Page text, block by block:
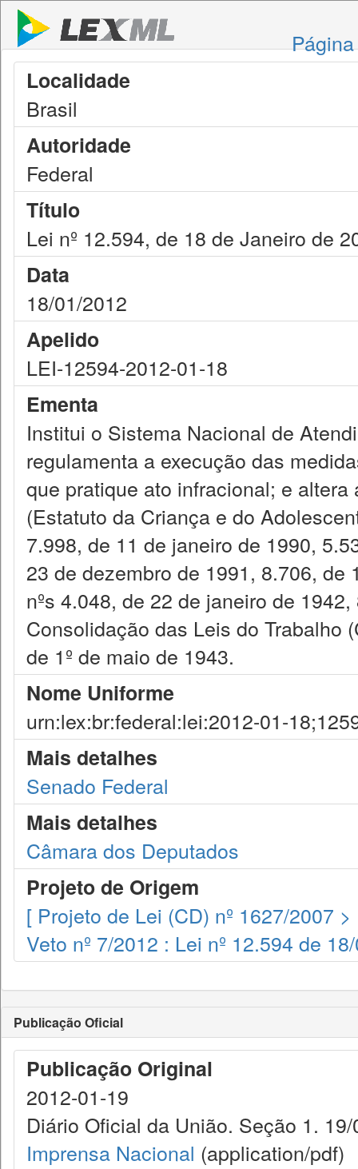
Localidade
Brasil
Autoridade
Federal
Título
Lei nº 12.594, de 18 de Janeiro de
Data
18/01/2012
Apelido
LEI-12594-2012-01-18
Ementa
Institui o Sistema Nacional de
regulamenta a execução das
que pratique ato infracional; e
(Estatuto da Criança e do
7.998, de 11 de janeiro de 1990,
23 de dezembro de 1991, 8.706,
nºs 4.048, de 22 de janeiro de
Consolidação das Leis do Trabalho
de 1º de maio de 1943.
Nome Uniforme
urn:lex:br:federal:lei:2012-01-
Mais detalhes
Senado Federal
Mais detalhes
Câmara dos Deputados
Projeto de Origem
[ Projeto de Lei (CD) nº 1627/2007
Veto nº 7/2012 : Lei nº 12.594 de
Publicação Oficial
Publicação Original
2012-01-19
Diário Oficial da União. Seção 1.
Imprensa Nacional (application/pdf)